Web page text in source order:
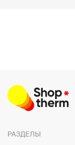
РАЗДЕЛЫ